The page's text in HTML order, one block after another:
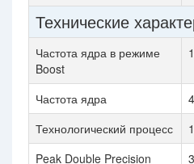
Технические
Частота ядра в режиме
Boost
Частота ядра
Технологический процесс
Peak Double Precision